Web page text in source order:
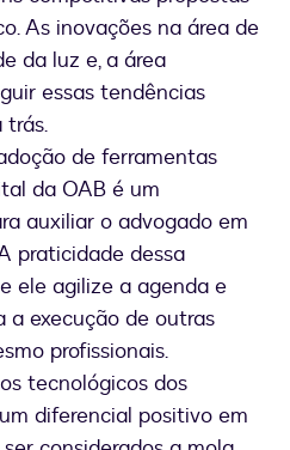
As inovações na área de
da luz e, a área
essas tendências
de ferramentas
da OAB é um
auxiliar o advogado em
praticidade dessa
ele agilize a agenda e
execução de outras
profissionais.
tecnológicos dos
diferencial positivo em